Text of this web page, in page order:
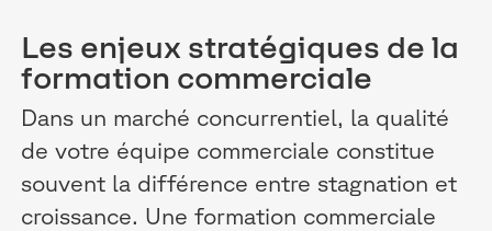
Les enjeux stratégiques de la
formation commerciale
Dans un marché concurrentiel, la qualité
de votre équipe commerciale constitue
souvent la différence entre stagnation et
croissance. Une formation commerciale